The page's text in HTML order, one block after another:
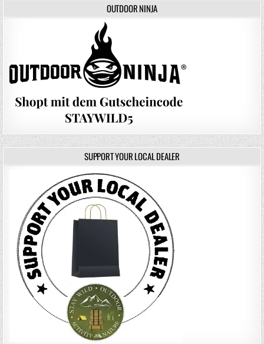
OUTDOOR NINJA
SUPPORT YOUR LOCAL DEALER